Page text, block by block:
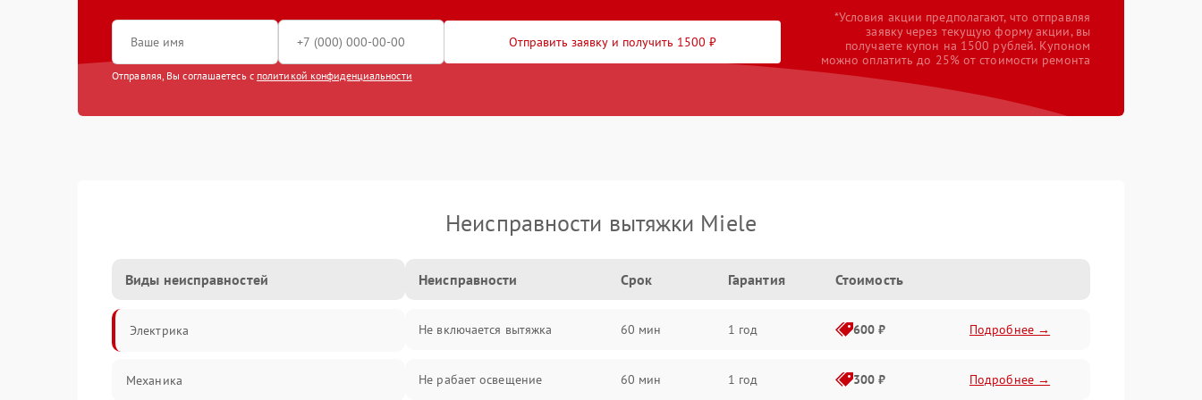
Отправить заявку и получить 1500 ₽
Отправляя, Вы соглашаетесь с политикой конфиденциальности
*Условия акции предполагают, что отправляя
заявку через текущую форму акции, вы
получаете купон на 1500 рублей. Купоном
можно оплатить до 25% от стоимости ремонта
Неисправности вытяжки Miele
Виды неисправностей
Электрика
Механика
Неисправности Срок Гарантия Стоимость
Не включается вытяжка 60 мин 1 год 600 ₽ Подробнее →
Не рабает освещение 60 мин 1 год 300 ₽ Подробнее →